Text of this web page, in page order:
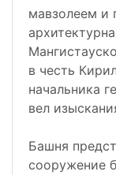
мавзолеем и
в честь
начальника
вел
Башня
сооружение